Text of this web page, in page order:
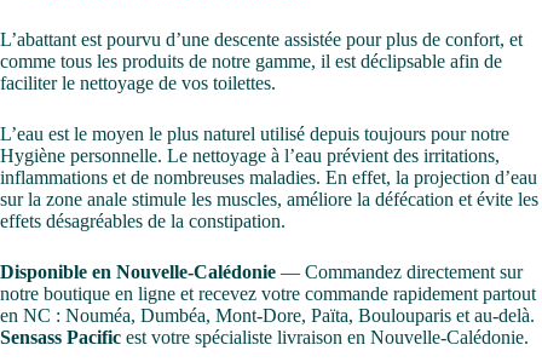
L’abattant est pourvu d’une descente assistée pour plus de confort, et
comme tous les produits de notre gamme, il est déclipsable afin de
faciliter le nettoyage de vos toilettes.
L’eau est le moyen le plus naturel utilisé depuis toujours pour notre
Hygiène personnelle. Le nettoyage à l’eau prévient des irritations,
inflammations et de nombreuses maladies. En effet, la projection d’eau
sur la zone anale stimule les muscles, améliore la défécation et évite les
effets désagréables de la constipation.
Disponible en Nouvelle-Calédonie — Commandez directement sur
notre boutique en ligne et recevez votre commande rapidement partout
en NC : Nouméa, Dumbéa, Mont-Dore, Païta, Boulouparis et au-delà.
Sensass Pacific est votre spécialiste livraison en Nouvelle-Calédonie.